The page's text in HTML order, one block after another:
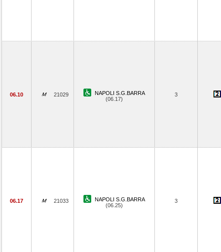
06.10 21029
NAPOLI S.G.BARRA
(06.17)
3
06.17 21033
NAPOLI S.G.BARRA
(06.25)
3